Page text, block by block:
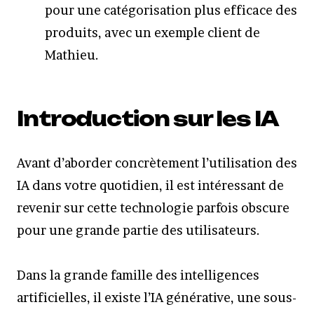
pour une catégorisation plus efficace des
produits, avec un exemple client de
Mathieu.
Introduction sur les IA
Avant d’aborder concrètement l’utilisation des
IA dans votre quotidien, il est intéressant de
revenir sur cette technologie parfois obscure
pour une grande partie des utilisateurs.
Dans la grande famille des intelligences
artificielles, il existe l’IA générative, une sous-